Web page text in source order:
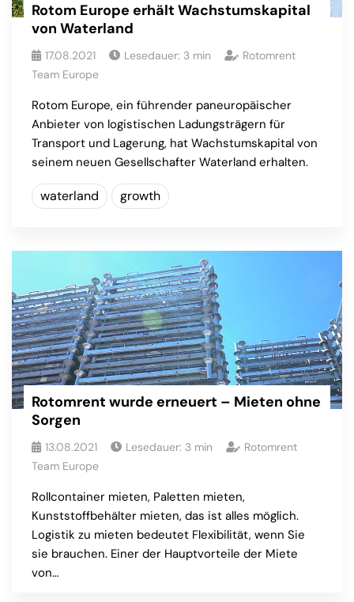
Rotom Europe erhält Wachstumskapital
von Waterland
17.08.2021 Lesedauer: 3 min
Rotomrent
Team Europe
Rotom Europe, ein führender paneuropäischer
Anbieter von logistischen Ladungsträgern für
Transport und Lagerung, hat Wachstumskapital von
seinem neuen Gesellschafter Waterland erhalten.
waterland growth
Rotomrent wurde erneuert – Mieten ohne
Sorgen
13.08.2021 Lesedauer: 3 min
Rotomrent
Team Europe
Rollcontainer mieten, Paletten mieten,
Kunststoffbehälter mieten, das ist alles möglich.
Logistik zu mieten bedeutet Flexibilität, wenn Sie
sie brauchen. Einer der Hauptvorteile der Miete
von…